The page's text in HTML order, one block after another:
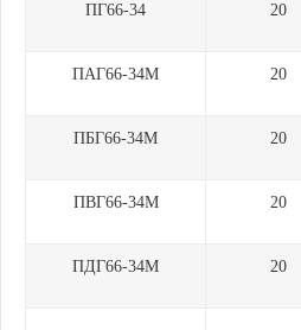
ПГ66-34 20
ПАГ66-34М 20
ПБГ66-34М 20
ПВГ66-34М 20
ПДГ66-34М 20